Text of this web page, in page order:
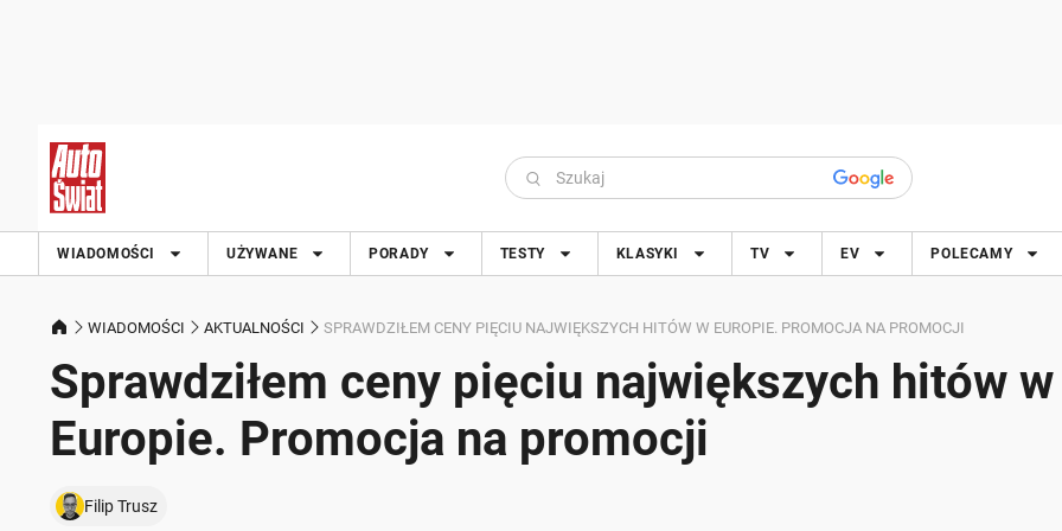
WIADOMOŚCI UŻYWANE PORADY TESTY KLASYKI TV EV POLECAMY
WIADOMOŚCI AKTUALNOŚCI SPRAWDZIŁEM CENY PIĘCIU NAJWIĘKSZYCH HITÓW W EUROPIE. PROMOCJA NA PROMOCJI
Sprawdziłem ceny pięciu największych hitów w
Europie. Promocja na promocji
Filip Trusz